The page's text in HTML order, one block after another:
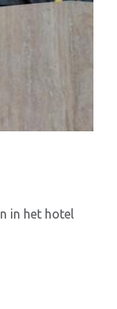
in het hotel